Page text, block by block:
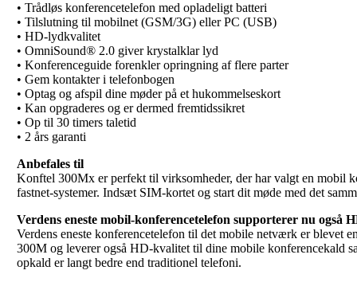
• Trådløs konferencetelefon med opladeligt batteri
• Tilslutning til mobilnet (GSM/3G) eller PC (USB)
• HD-lydkvalitet
• OmniSound® 2.0 giver krystalklar lyd
• Konferenceguide forenkler opringning af flere parter
• Gem kontakter i telefonbogen
• Optag og afspil dine møder på et hukommelseskort
• Kan opgraderes og er dermed fremtidssikret
• Op til 30 timers taletid
• 2 års garanti
Anbefales til
Konftel 300Mx er perfekt til virksomheder, der har valgt en mobil
fastnet-systemer. Indsæt SIM-kortet og start dit møde med det
Verdens eneste mobil-konferencetelefon supporterer nu også
Verdens eneste konferencetelefon til det mobile netværk er blevet
300M og leverer også HD-kvalitet til dine mobile konferencekald
opkald er langt bedre end traditionel telefoni.